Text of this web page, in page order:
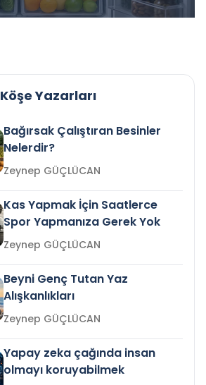
Köşe Yazarları
Bağırsak Çalıştıran Besinler
Nelerdir?
Zeynep GÜÇLÜCAN
Kas Yapmak İçin Saatlerce
Spor Yapmanıza Gerek Yok
Zeynep GÜÇLÜCAN
Beyni Genç Tutan Yaz
Alışkanlıkları
Zeynep GÜÇLÜCAN
Yapay zeka çağında insan
olmayı koruyabilmek